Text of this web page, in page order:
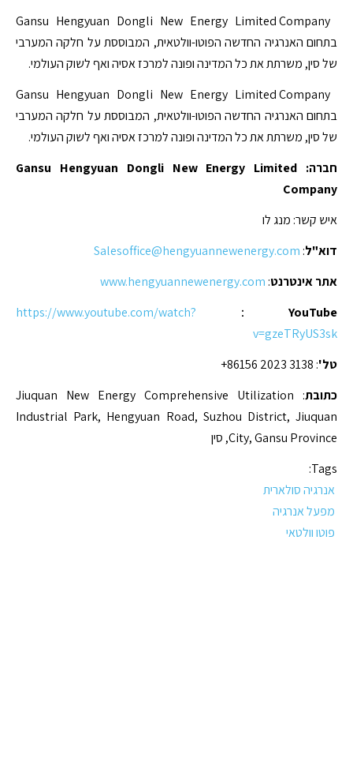
Gansu Hengyuan Dongli New Energy Limited Company
בתחום האנרגיה החדשה הפוטו-וולטאית, המבוססת על חלקה המערבי
של סין, משרתת את כל המדינה ופונה למרכז אסיה ואף לשוק העולמי.
Gansu Hengyuan Dongli New Energy Limited Company
בתחום האנרגיה החדשה הפוטו-וולטאית, המבוססת על חלקה המערבי
של סין, משרתת את כל המדינה ופונה למרכז אסיה ואף לשוק העולמי.
חברה: Gansu Hengyuan Dongli New Energy Limited
Company
איש קשר: מנג לו
דוא"ל:
Salesoffice@hengyuannewenergy.com
אתר אינטרנט:
www.hengyuannewenergy.com
YouTube
：
https://www.youtube.com/watch?
v=gzeTRyUS3sk
טל': ‎+86156 2023 3138
כתובת
: Jiuquan New Energy Comprehensive Utilization
Industrial Park, Hengyuan Road, Suzhou District, Jiuquan
City, Gansu Province, סין
Tags:
אנרגיה סולארית
מפעל אנרגיה
פוטו וולטאי